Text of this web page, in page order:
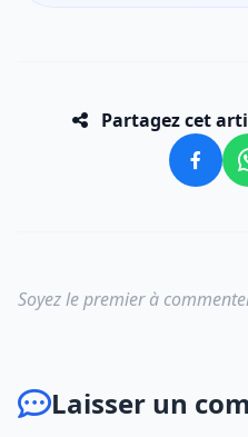
Partagez cet
Soyez le premier à
Laisser un